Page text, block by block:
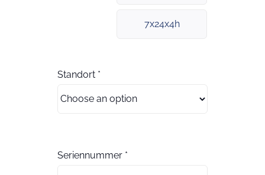
7x24x4h
Standort *
Seriennummer *